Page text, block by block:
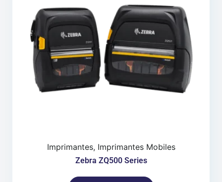
Imprimantes, Imprimantes Mobiles
Zebra ZQ500 Series